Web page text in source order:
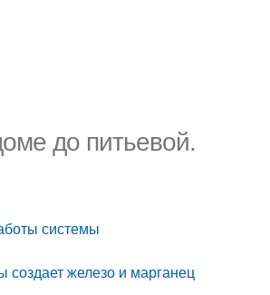
до питьевой.
системы
создает железо и марганец